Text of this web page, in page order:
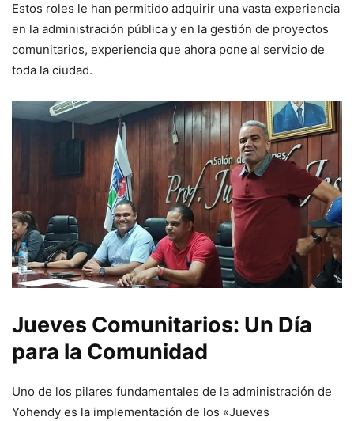
Estos roles le han permitido adquirir una vasta experiencia
en la administración pública y en la gestión de proyectos
comunitarios, experiencia que ahora pone al servicio de
toda la ciudad.
Jueves Comunitarios: Un Día
para la Comunidad
Uno de los pilares fundamentales de la administración de
Yohendy es la implementación de los «Jueves